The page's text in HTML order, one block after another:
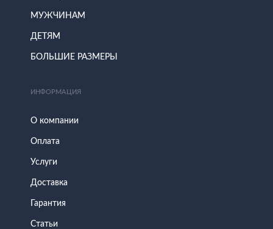
МУЖЧИНАМ
ДЕТЯМ
БОЛЬШИЕ РАЗМЕРЫ
ИНФОРМАЦИЯ
О компании
Оплата
Услуги
Доставка
Гарантия
Статьи